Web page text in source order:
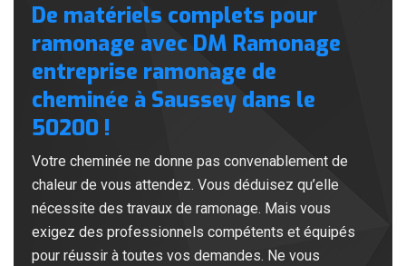
De matériels complets pour
ramonage avec DM Ramonage
entreprise ramonage de
cheminée à Saussey dans le
50200 !
Votre cheminée ne donne pas convenablement de
chaleur de vous attendez. Vous déduisez qu’elle
nécessite des travaux de ramonage. Mais vous
exigez des professionnels compétents et équipés
pour réussir à toutes vos demandes. Ne vous